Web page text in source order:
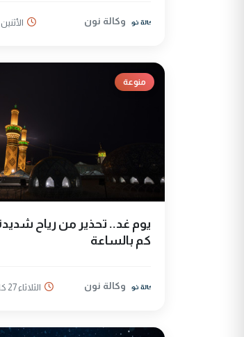
وكالة نون الأثنين 02 شباط 2026
منوعة
كم بالساعة
وكالة نون الثلاثاء 27 كانون الثاني 2026